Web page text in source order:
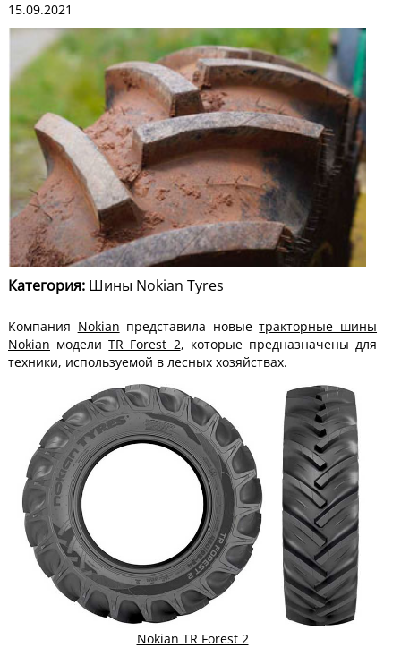
15.09.2021
Категория: Шины Nokian Tyres
Компания Nokian представила новыетракторные шины
Nokian моделиTR Forest 2, которые предназначены для
техники, используемой в лесных хозяйствах.
Nokian TR Forest 2